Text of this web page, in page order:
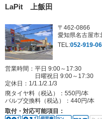
LaPit 上飯田
〒462-0866
愛知県名古屋市
TEL:052-919-
営業時間：平日 9:00～17:30
日曜祝日 9:00～17:30
定休日： 1/1.1/2.1/3
廃タイヤ料（税込）： 550円/本
バルブ交換料（税込）： 440円/本
取付・対応可能項目：